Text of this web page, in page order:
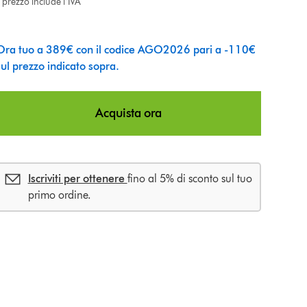
tuo a 389€ con il codice AGO2026 pari a -110€
prezzo indicato sopra.
Acquista ora
Iscriviti per ottenere fino al 5% di sconto sul tuo
primo ordine.